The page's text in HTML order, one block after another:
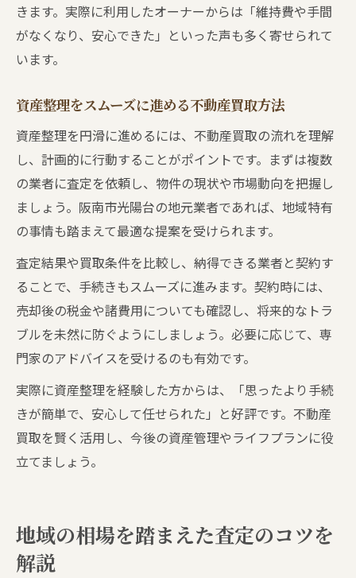
きます。実際に利用したオーナーからは「維持費や手間
がなくなり、安心できた」といった声も多く寄せられて
います。
資産整理をスムーズに進める不動産買取方法
資産整理を円滑に進めるには、不動産買取の流れを理解
し、計画的に行動することがポイントです。まずは複数
の業者に査定を依頼し、物件の現状や市場動向を把握し
ましょう。阪南市光陽台の地元業者であれば、地域特有
の事情も踏まえて最適な提案を受けられます。
査定結果や買取条件を比較し、納得できる業者と契約す
ることで、手続きもスムーズに進みます。契約時には、
売却後の税金や諸費用についても確認し、将来的なトラ
ブルを未然に防ぐようにしましょう。必要に応じて、専
門家のアドバイスを受けるのも有効です。
実際に資産整理を経験した方からは、「思ったより手続
きが簡単で、安心して任せられた」と好評です。不動産
買取を賢く活用し、今後の資産管理やライフプランに役
立てましょう。
地域の相場を踏まえた査定のコツを
解説